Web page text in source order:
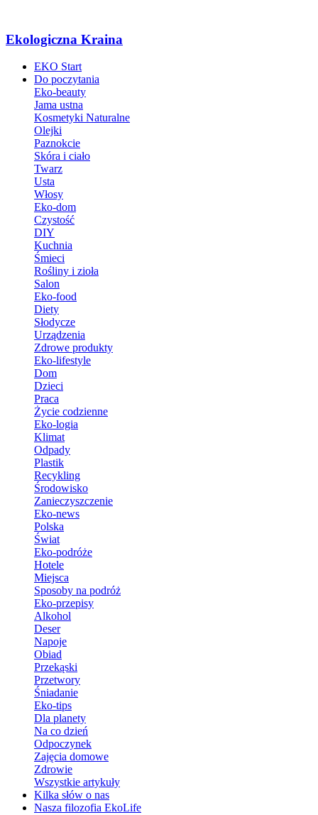
Ekologiczna Kraina
EKO Start
Do poczytania
Eko-beauty
Jama ustna
Kosmetyki Naturalne
Olejki
Paznokcie
Skóra i ciało
Twarz
Usta
Włosy
Eko-dom
Czystość
DIY
Kuchnia
Śmieci
Rośliny i zioła
Salon
Eko-food
Diety
Słodycze
Urządzenia
Zdrowe produkty
Eko-lifestyle
Dom
Dzieci
Praca
Życie codzienne
Eko-logia
Klimat
Odpady
Plastik
Recykling
Środowisko
Zanieczyszczenie
Eko-news
Polska
Świat
Eko-podróże
Hotele
Miejsca
Sposoby na podróż
Eko-przepisy
Alkohol
Deser
Napoje
Obiad
Przekąski
Przetwory
Śniadanie
Eko-tips
Dla planety
Na co dzień
Odpoczynek
Zajęcia domowe
Zdrowie
Wszystkie artykuły
Kilka słów o nas
Nasza filozofia EkoLife